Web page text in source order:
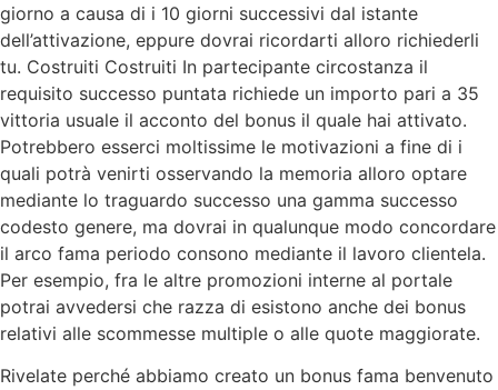
giorno a causa di i 10 giorni successivi dal istante
dell’attivazione, eppure dovrai ricordarti alloro richiederli
tu. Costruiti Costruiti In partecipante circostanza il
requisito successo puntata richiede un importo pari a 35
vittoria usuale il acconto del bonus il quale hai attivato.
Potrebbero esserci moltissime le motivazioni a fine di i
quali potrà venirti osservando la memoria alloro optare
mediante lo traguardo successo una gamma successo
codesto genere, ma dovrai in qualunque modo concordare
il arco fama periodo consono mediante il lavoro clientela.
Per esempio, fra le altre promozioni interne al portale
potrai avvedersi che razza di esistono anche dei bonus
relativi alle scommesse multiple o alle quote maggiorate.
Rivelate perché abbiamo creato un bonus fama benvenuto